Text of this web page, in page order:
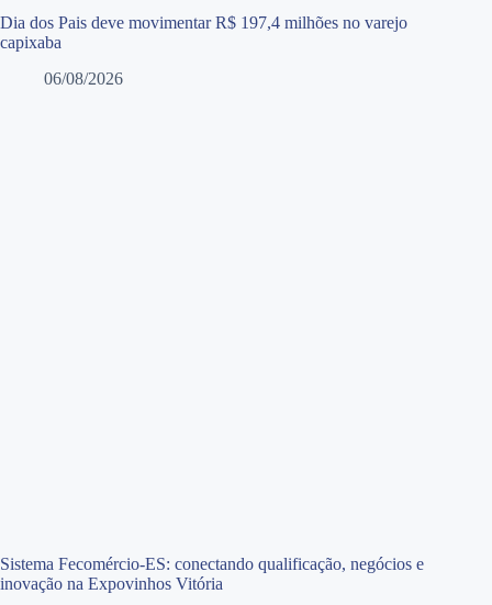
Dia dos Pais deve movimentar R$ 197,4 milhões no varejo
capixaba
06/08/2026
Sistema Fecomércio-ES: conectando qualificação, negócios e
inovação na Expovinhos Vitória